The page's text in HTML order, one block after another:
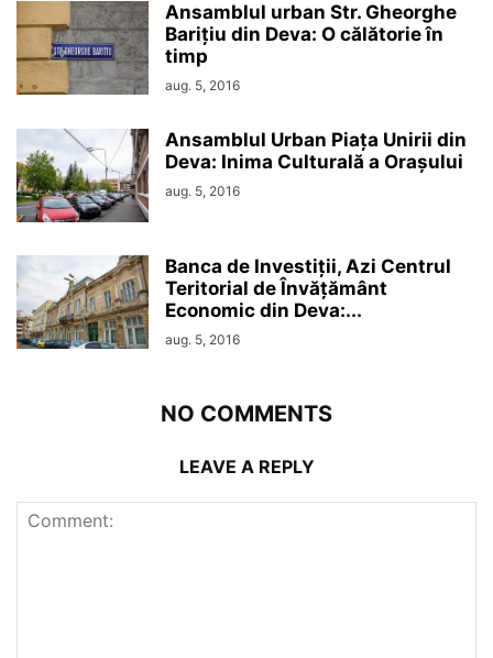
Ansamblul urban Str. Gheorghe
Barițiu din Deva: O călătorie în
timp
aug. 5, 2016
Ansamblul Urban Piața Unirii din
Deva: Inima Culturală a Orașului
aug. 5, 2016
Banca de Investiții, Azi Centrul
Teritorial de Învățământ
Economic din Deva:...
aug. 5, 2016
NO COMMENTS
LEAVE A REPLY